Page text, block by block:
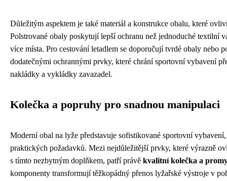
Důležitým aspektem je také materiál a konstrukce obalu, které
Polstrované obaly poskytují lepší ochranu než jednoduché textilní
více místa. Pro cestování letadlem se doporučují tvrdé obaly nebo
dodatečnými ochrannými prvky, které chrání sportovní vybavení
nakládky a vykládky zavazadel.
Kolečka a popruhy pro snadnou manipulaci
Moderní obal na lyže představuje sofistikované sportovní
praktických požadavků. Mezi nejdůležitější prvky, které výrazně
s tímto nezbytným doplňkem, patří právě kvalitní kolečka a
komponenty transformují těžkopádný přenos lyžařské výstroje v